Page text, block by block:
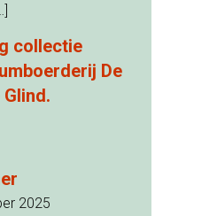
collectie
De
2025